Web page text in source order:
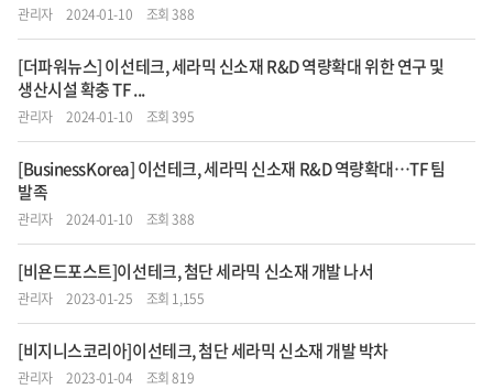
관리자 2024-01-10 조회 388
[더파워뉴스] 이선테크, 세라믹 신소재 R&D 역량확대 위한 연구 및
생산시설 확충 TF ...
관리자 2024-01-10 조회 395
[BusinessKorea] 이선테크, 세라믹 신소재 R&D 역량확대…TF 팀
발족
관리자 2024-01-10 조회 388
[비욘드포스트]이선테크, 첨단 세라믹 신소재 개발 나서
관리자 2023-01-25 조회 1,155
[비지니스코리아]이선테크, 첨단 세라믹 신소재 개발 박차
관리자 2023-01-04 조회 819